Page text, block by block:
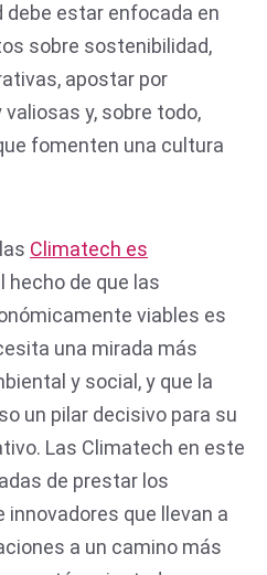
debe estar enfocada en
sobre sostenibilidad,
apostar por
y, sobre todo,
fomenten una cultura
Climatech es
hecho de que las
viables es
una mirada más
y social, y que la
un pilar decisivo para su
Las Climatech en este
de prestar los
que llevan a
a un camino más